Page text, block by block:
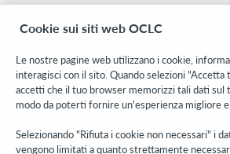
Ricerca
WebJunction
Stay in the know.
Ricevi gli ultimi aggiornamenti di prodotti,
altro direttamente nella tua casella di posta.
Cookie sui siti web OCLC
Le nostre pagine web utilizzano i cookie,
interagisci con il sito. Quando selezioni "Accetta
accetti che il tuo browser memorizzi tali dati sul
modo da poterti fornire un'esperienza migliore
Selezionando "Rifiuta i cookie non necessari" i
vengono limitati a quanto strettamente